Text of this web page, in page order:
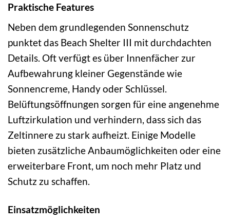
Praktische Features
Neben dem grundlegenden Sonnenschutz
punktet das Beach Shelter III mit durchdachten
Details. Oft verfügt es über Innenfächer zur
Aufbewahrung kleiner Gegenstände wie
Sonnencreme, Handy oder Schlüssel.
Belüftungsöffnungen sorgen für eine angenehme
Luftzirkulation und verhindern, dass sich das
Zeltinnere zu stark aufheizt. Einige Modelle
bieten zusätzliche Anbaumöglichkeiten oder eine
erweiterbare Front, um noch mehr Platz und
Schutz zu schaffen.
Einsatzmöglichkeiten